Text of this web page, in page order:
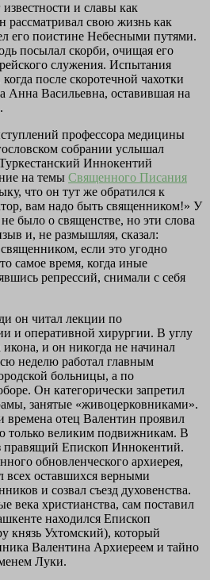
и славы как
рассматривал свою жизнь как
его поистине Небесными путями.
посылал скорби, очищая его
служения. Испытания
после скоротечной чахотки
Анна Васильевна, оставившая на
профессора медицины
собрании услышал
Иннокентий
на темы Священного Писания
что он тут же обратился к
вам надо быть священником!» У
было о священстве, но эти слова
и, не размышляя, сказал:
если это угодно
самое время, когда иные
репрессий, снимали с себя
он читал лекции по
и оперативной хирургии. В углу
и он никогда не начинал
неделю работал главным
больницы, а по
Он категорически запретил
занятые «живоцерковниками».
отец Валентин проявил
только великим подвижникам. В
правящий Епископ Иннокентий.
обновленческого архиерея,
всех оставшихся верными
и созвал съезд духовенства.
века христианства, сам поставил
находился Епископ
Ухтомский), который
Валентина Архиереем и тайно
Луки.